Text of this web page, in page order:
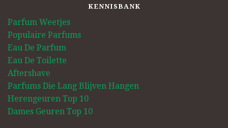
KENNISBANK
Parfum Weetjes
Populaire Parfums
Eau De Parfum
Eau De Toilette
Aftershave
Parfums Die Lang Blijven Hangen
Herengeuren Top 10
Dames Geuren Top 10